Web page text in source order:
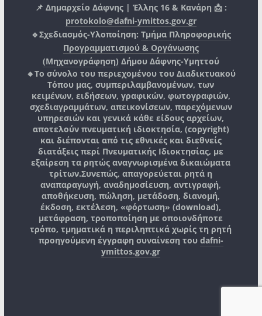
📌 Δημαρχείο Δάφνης | Έλλης 16 & Κανάρη 📩 :
protokolo@dafni-ymittos.gov.gr
🔹Σχεδιασμός-Υλοποίηση: Τμήμα Πληροφορικής
Προγραμματισμού & Οργάνωσης
(Μηχανογράφηση) Δήμου Δάφνης-Υμηττού
🔸Το σύνολο του περιεχομένου του Διαδικτυακού
Τόπου μας, συμπεριλαμβανομένων, των
κειμένων, ειδήσεων, γραφικών, φωτογραφιών,
σχεδιαγραμμάτων, απεικονίσεων, παρεχόμενων
υπηρεσιών και γενικά κάθε είδους αρχείων,
αποτελούν πνευματική ιδιοκτησία, (copyright)
και διέπονται από τις εθνικές και διεθνείς
διατάξεις περί Πνευματικής Ιδιοκτησίας, με
εξαίρεση τα ρητώς αναγνωρισμένα δικαιώματα
τρίτων.Συνεπώς, απαγορεύεται ρητά η
αναπαραγωγή, αναδημοσίευση, αντιγραφή,
αποθήκευση, πώληση, μετάδοση, διανομή,
έκδοση, εκτέλεση, «φόρτωση» (download),
μετάφραση, τροποποίηση με οποιονδήποτε
τρόπο, τμηματικά η περιληπτικά χωρίς τη ρητή
προηγούμενη έγγραφη συναίνεση του dafni-
ymittos.gov.gr